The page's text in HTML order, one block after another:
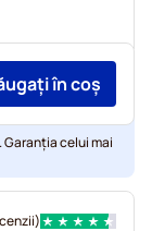
în coș
Garanția celui mai
)